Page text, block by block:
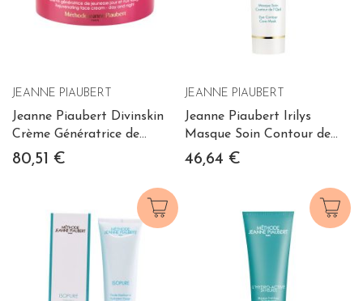
JEANNE PIAUBERT
Jeanne Piaubert Divinskin
Crème Génératrice de
Jeunesse Jour et Nuit
Visage 50 ml
80,51 €
JEANNE PIAUBERT
Jeanne Piaubert Irilys
Masque Soin Contour de
L'oeil 30 ml
46,64 €